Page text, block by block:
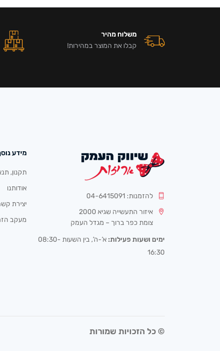
משלוח מהיר
קבלו את המוצר במהירות!
להזמנות: 04-6415091
איזור התעשייה שגיא 2000
צומת כפר ברוך – מגדל העמק
ימים ושעות פעילות:
א’-ה’, בין השעות 08:30-
16:30
מידע
תקנון,
אודותנו
יצירת
מעקב
© כל הזכויות שמורות